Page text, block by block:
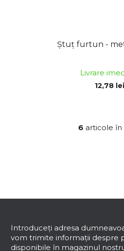
Ștuț furtun -
Livrare
12,78 lei
C
l
l
i
6 articole
Introduceţi adresa
vom trimite informaţii despre
disponibile în magazinul